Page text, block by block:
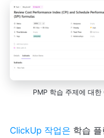
PMP 학습 주제에 대
ClickUp 작업은 학습